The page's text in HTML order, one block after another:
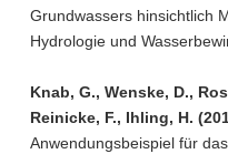
Grundwassers hinsichtlich
Hydrologie und
Knab, G., Wenske, D.,
Reinicke, F., Ihling, H.
Anwendungsbeispiel für